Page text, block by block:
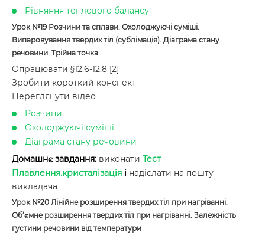
Рівняння теплового балансу
Урок №19 Розчини та сплави. Охолоджуючі суміші.
Випаровування твердих тіл (сублімація). Діаграма стану
речовини. Трійна точка
Опрацювати §12.6-12.8 [2]
Зробити короткий конспект
Переглянути відео
Розчини
Охолоджуючі суміші
Діаграма стану речовини
Домашнє завдання: виконати Тест
Плавлення.кристалізація і надіслати на пошту
викладача
Урок №20 Лінійне розширення твердих тіл при нагріванні.
Об’ємне розширення твердих тіл при нагріванні. Залежність
густини речовини від температури